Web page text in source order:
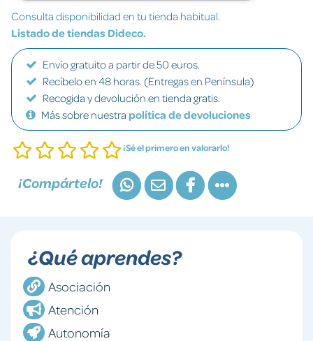
Consulta disponibilidad en tu tienda habitual.
Listado de tiendas Dideco.
Envío gratuito a partir de 50 euros.
Recíbelo en 48 horas. (Entregas en Península)
Recogida y devolución en tienda gratis.
Más sobre nuestra política de devoluciones
¡Sé el primero en valorarlo!
¡Compártelo!
¿Qué aprendes?
Asociación
Atención
Autonomía